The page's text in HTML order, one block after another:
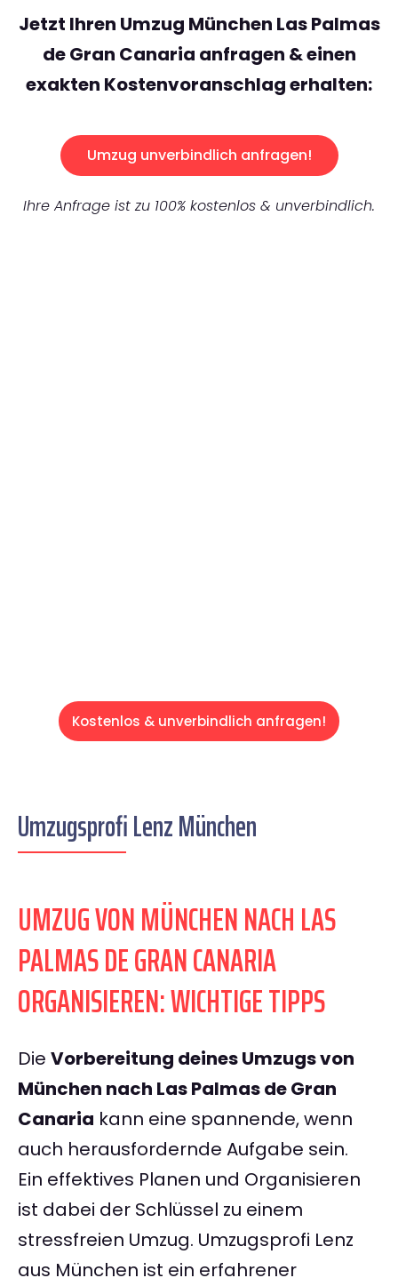
Jetzt Ihren Umzug München Las Palmas
de Gran Canaria anfragen & einen
exakten Kostenvoranschlag erhalten:
Umzug unverbindlich anfragen!
Ihre Anfrage ist zu 100% kostenlos & unverbindlich.
Kostenlos & unverbindlich anfragen!
Umzugsprofi Lenz München
UMZUG VON MÜNCHEN NACH LAS
PALMAS DE GRAN CANARIA
ORGANISIEREN: WICHTIGE TIPPS
Die Vorbereitung deines Umzugs von
München nach Las Palmas de Gran
Canaria kann eine spannende, wenn
auch herausfordernde Aufgabe sein.
Ein effektives Planen und Organisieren
ist dabei der Schlüssel zu einem
stressfreien Umzug. Umzugsprofi Lenz
aus München ist ein erfahrener